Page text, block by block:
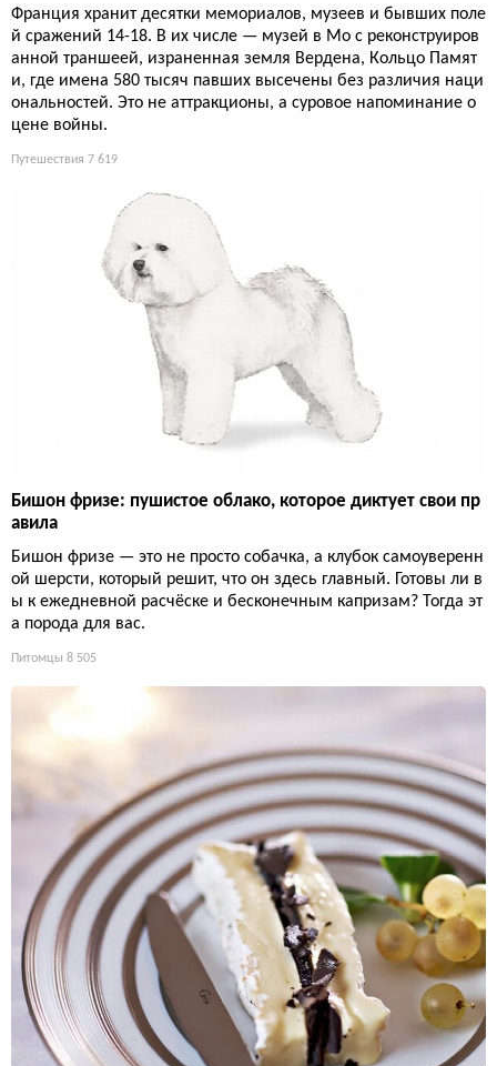
Франция хранит десятки мемориалов, музеев и бывших поле
й сражений 14-18. В их числе — музей в Мо с реконструиров
анной траншеей, израненная земля Вердена, Кольцо Памят
и, где имена 580 тысяч павших высечены без различия наци
ональностей. Это не аттракционы, а суровое напоминание о
цене войны.
Путешествия 7 619
Бишон фризе: пушистое облако, которое диктует свои пр
авила
Бишон фризе — это не просто собачка, а клубок самоуверенн
ой шерсти, который решит, что он здесь главный. Готовы ли в
ы к ежедневной расчёске и бесконечным капризам? Тогда эт
а порода для вас.
Питомцы 8 505